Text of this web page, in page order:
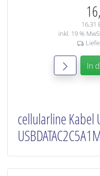
16,31
inkl. 19 %
In
cellularline Kabel